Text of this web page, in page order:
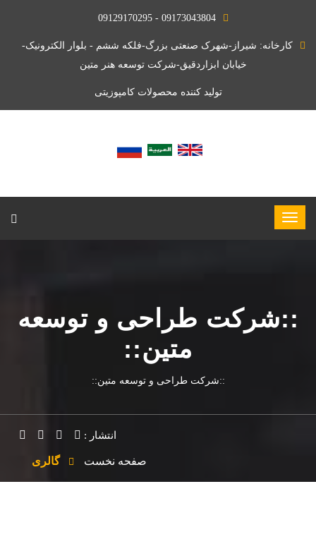
09173043804 - 09129170295
کارخانه: شیراز-شهرک صنعتی بزرگ-فلکه ششم - بلوار الکترونیک-
خیابان ابزاردقیق-شرکت توسعه هنر متین
تولید کننده محصولات کامپوزیتی
::شرکت طراحی و توسعه
متین::
::شرکت طراحی و توسعه متین::
انتشار :
صفحه نخست گالری